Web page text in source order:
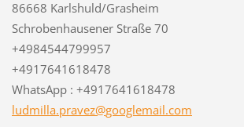
86668 Karlshuld/Grasheim
Schrobenhausener Straße 70
+4984544799957
+4917641618478
WhatsApp : +4917641618478
ludmilla.pravez@googlemail.com